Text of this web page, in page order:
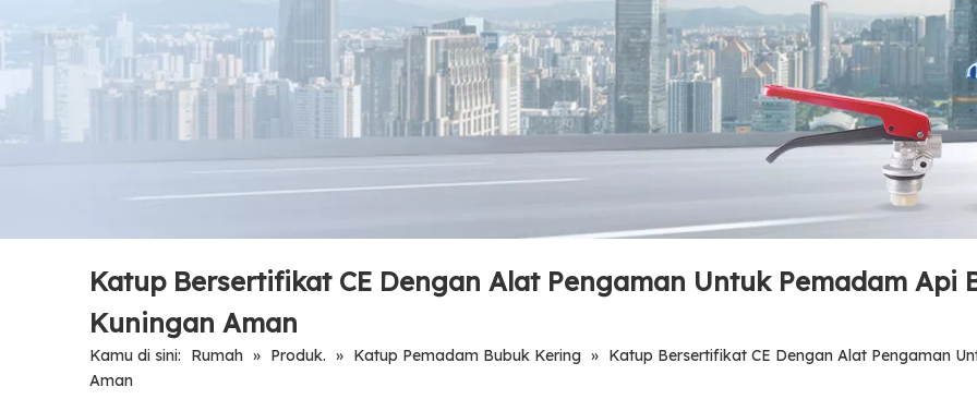
Katup Bersertifikat CE Dengan Alat Pengaman Untuk Pemadam Api
Kuningan Aman
Kamu di sini: Rumah » Produk. » Katup Pemadam Bubuk Kering » Katup Bersertifikat CE Dengan Alat Pengaman
Aman
Katup Paduan Aluminium Berkualitas Tinggi untuk Pemadam Api Serbuk Kering Buatan China